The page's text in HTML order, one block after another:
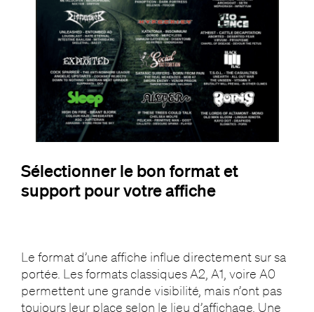
Sélectionner le bon format et
support pour votre affiche
Le format d’une affiche influe directement sur sa
portée. Les formats classiques A2, A1, voire A0
permettent une grande visibilité, mais n’ont pas
toujours leur place selon le lieu d’affichage. Une